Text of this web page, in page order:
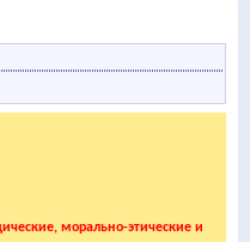
морально-этические и